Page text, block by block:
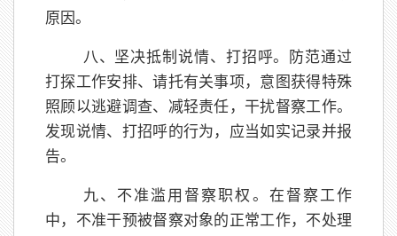
原因。
八、坚决抵制说情、打招呼。防范通过
打探工作安排、请托有关事项，意图获得特殊
照顾以逃避调查、减轻责任，干扰督察工作。
发现说情、打招呼的行为，应当如实记录并报
告。
九、不准滥用督察职权。在督察工作
中，不准干预被督察对象的正常工作，不处理